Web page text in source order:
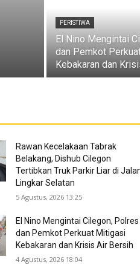
PERISTIWA
El Nino Mengintai
dan Pemkot
Kebakaran dan
Rawan Kecelakaan Tabrak
Belakang, Dishub Cilegon
Tertibkan Truk Parkir Liar di
Lingkar Selatan
5 Agustus, 2026 13:25
El Nino Mengintai Cilegon, Polres
dan Pemkot Perkuat Mitigasi
Kebakaran dan Krisis Air Bersih
4 Agustus, 2026 18:04